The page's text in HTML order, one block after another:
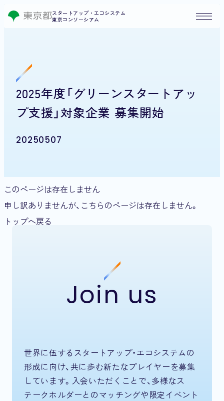
スタートアップ・エコシステム
東京コンソーシアム
2025年度「グリーンスタートアッ
プ支援」対象企業 募集開始
20250507
このページは存在しません
申し訳ありませんが、こちらのページは存在しません。
トップへ戻る
Join us
世界に伍するスタートアップ・エコシステムの
形成に向け、共に歩む新たなプレイヤーを募集
しています。入会いただくことで、多様なス
テークホルダーとのマッチングや限定イベント